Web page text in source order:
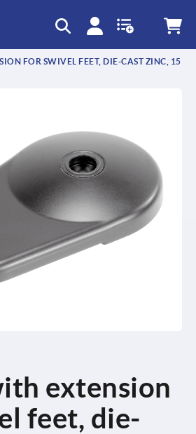
FOR SWIVEL FEET, DIE-CAST ZINC, 15
extension
feet, die-